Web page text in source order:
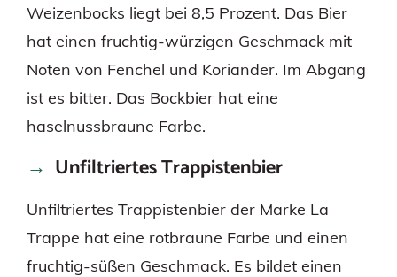
Weizenbocks liegt bei 8,5 Prozent. Das Bier
hat einen fruchtig-würzigen Geschmack mit
Noten von Fenchel und Koriander. Im Abgang
ist es bitter. Das Bockbier hat eine
haselnussbraune Farbe.
Unfiltriertes Trappistenbier
Unfiltriertes Trappistenbier der Marke La
Trappe hat eine rotbraune Farbe und einen
fruchtig-süßen Geschmack. Es bildet einen